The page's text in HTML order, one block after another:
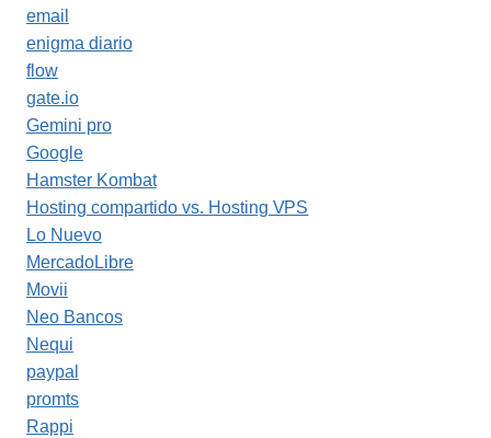
email
enigma diario
flow
gate.io
Gemini pro
Google
Hamster Kombat
Hosting compartido vs. Hosting VPS
Lo Nuevo
MercadoLibre
Movii
Neo Bancos
Nequi
paypal
promts
Rappi